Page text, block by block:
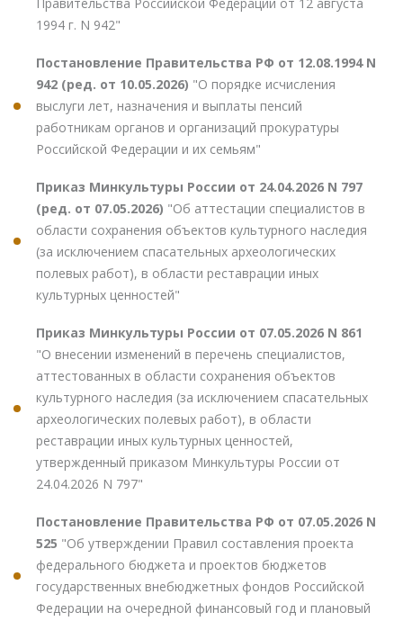
1994 г. N 942"
Постановление Правительства РФ от 12.08.1994 N
942 (ред. от 10.05.2026) "О порядке исчисления
выслуги лет, назначения и выплаты пенсий
работникам органов и организаций прокуратуры
Российской Федерации и их семьям"
Приказ Минкультуры России от 24.04.2026 N 797
(ред. от 07.05.2026) "Об аттестации специалистов в
области сохранения объектов культурного наследия
(за исключением спасательных археологических
полевых работ), в области реставрации иных
культурных ценностей"
Приказ Минкультуры России от 07.05.2026 N 861
"О внесении изменений в перечень специалистов,
аттестованных в области сохранения объектов
культурного наследия (за исключением спасательных
археологических полевых работ), в области
реставрации иных культурных ценностей,
утвержденный приказом Минкультуры России от
24.04.2026 N 797"
Постановление Правительства РФ от 07.05.2026 N
525 "Об утверждении Правил составления проекта
федерального бюджета и проектов бюджетов
государственных внебюджетных фондов Российской
Федерации на очередной финансовый год и плановый